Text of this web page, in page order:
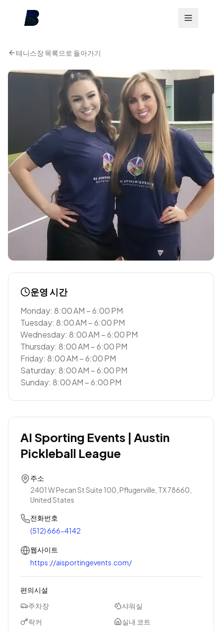
테니스장 목록으로 돌아가기
운영 시간
Monday: 8:00 AM – 6:00 PM
Tuesday: 8:00 AM – 6:00 PM
Wednesday: 8:00 AM – 6:00 PM
Thursday: 8:00 AM – 6:00 PM
Friday: 8:00 AM – 6:00 PM
Saturday: 8:00 AM – 6:00 PM
Sunday: 8:00 AM – 6:00 PM
AI Sporting Events | Austin
Pickleball League
주소
2401 W Pecan St Suite 100, Pflugerville, TX 78660,
United States
전화번호
(512) 666-4142
웹사이트
https://aisportingevents.com/
편의시설
주차장
샤워실
락커
실내 코트